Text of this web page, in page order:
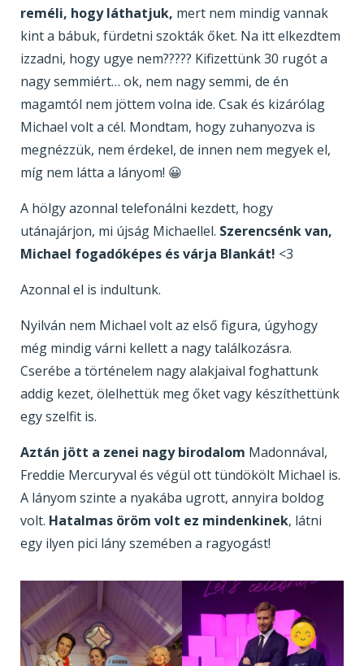
reméli, hogy láthatjuk, mert nem mindig vannak
kint a bábuk, fürdetni szokták őket. Na itt elkezdtem
izzadni, hogy ugye nem????? Kifizettünk 30 rugót a
nagy semmiért… ok, nem nagy semmi, de én
magamtól nem jöttem volna ide. Csak és kizárólag
Michael volt a cél. Mondtam, hogy zuhanyozva is
megnézzük, nem érdekel, de innen nem megyek el,
míg nem látta a lányom! 😀
A hölgy azonnal telefonálni kezdett, hogy
utánajárjon, mi újság Michaellel. Szerencsénk van,
Michael fogadóképes és várja Blankát! <3
Azonnal el is indultunk.
Nyilván nem Michael volt az első figura, úgyhogy
még mindig várni kellett a nagy találkozásra.
Cserébe a történelem nagy alakjaival foghattunk
addig kezet, ölelhettük meg őket vagy készíthettünk
egy szelfit is.
Aztán jött a zenei nagy birodalom Madonnával,
Freddie Mercuryval és végül ott tündökölt Michael is.
A lányom szinte a nyakába ugrott, annyira boldog
volt. Hatalmas öröm volt ez mindenkinek, látni
egy ilyen pici lány szemében a ragyogást!